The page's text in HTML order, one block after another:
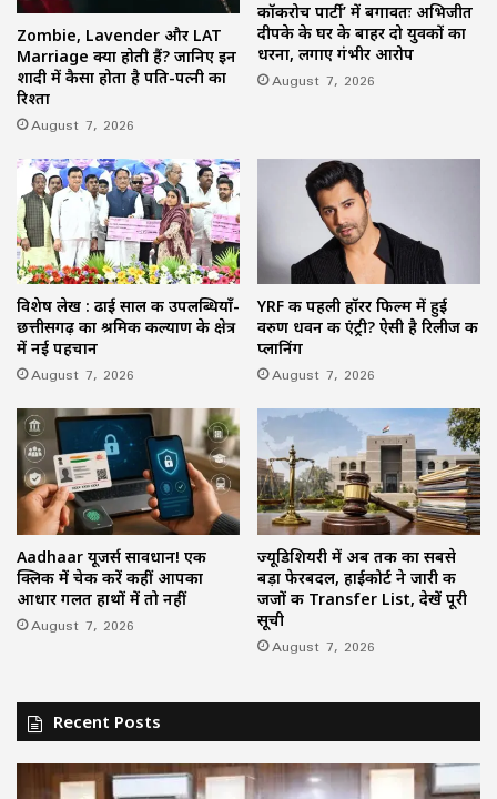
Zombie, Lavender और LAT
Marriage क्या होती हैं? जानिए इन
शादी में कैसा होता है पति-पत्नी का
रिश्ता
August 7, 2026
कॉकरोच पार्टी’ में बगावतः अभिजीत
दीपके के घर के बाहर दो युवकों का
धरना, लगाए गंभीर आरोप
August 7, 2026
विशेष लेख : ढाई साल की उपलब्धियाँ-
छत्तीसगढ़ का श्रमिक कल्याण के क्षेत्र
में नई पहचान
August 7, 2026
YRF की पहली हॉरर फिल्म में हुई
वरुण धवन की एंट्री? ऐसी है रिलीज की
प्लानिंग
August 7, 2026
Aadhaar यूजर्स सावधान! एक
क्लिक में चेक करें कहीं आपका
आधार गलत हाथों में तो नहीं
August 7, 2026
ज्यूडिशियरी में अब तक का सबसे
बड़ा फेरबदल, हाईकोर्ट ने जारी की
जजों की Transfer List, देखें पूरी
सूची
August 7, 2026
Recent Posts